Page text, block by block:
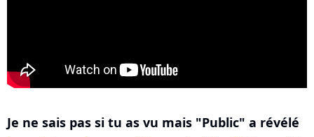
Je ne sais pas si tu as vu mais "Public" a révélé